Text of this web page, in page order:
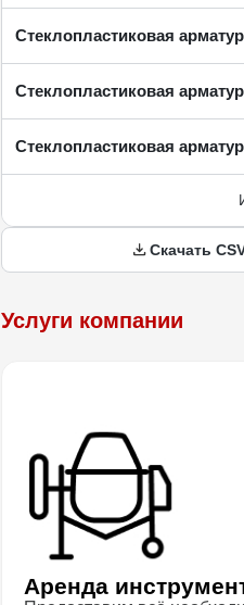
Стеклопластиковая
Стеклопластиковая
Стеклопластиковая
Скачать
Услуги компании
Аренда